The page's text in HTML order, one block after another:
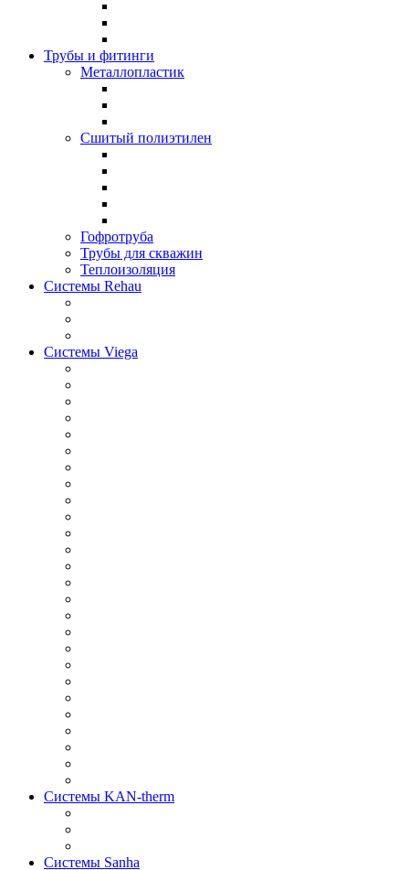
Трубы и фитинги
Металлопластик
Сшитый полиэтилен
Гофротруба
Трубы для скважин
Теплоизоляция
Системы Rehau
Системы Viega
Системы KAN-therm
Системы Sanha